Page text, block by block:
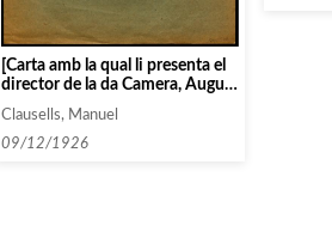
[Carta amb la qual li presenta el
director de la da Camera, August
Clausells, Manuel
09/12/1926